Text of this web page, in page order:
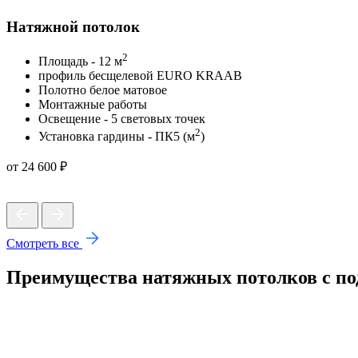
Натяжной потолок
Площадь - 12 м2
профиль бесщелевой EURO KRAAB
Полотно белое матовое
Монтажные работы
Освещение - 5 световых точек
Установка гардины - ПК5 (м2)
от 24 600 ₽
Смотреть все
Преимущества натяжных потолков с